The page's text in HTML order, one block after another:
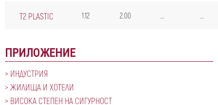
T2 PLASTIC 1.12 2.00
ПРИЛОЖЕНИЕ
ИНДУСТРИЯ
ЖИЛИЩА И ХОТЕЛИ
ВИСОКА СТЕПЕН НА СИГУРНОСТ